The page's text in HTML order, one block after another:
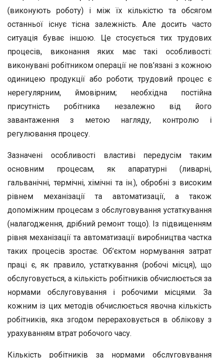
(виконують роботу) і між їх кількістю та обсягом
останньої існує тісна залежність. Але досить часто
ситуація буває іншою. Це стосується тих трудових
процесів, виконання яких має такі особливості:
виконувані робітником операції не пов’язані з кожною
одиницею продукції або роботи; трудовий процес є
нерегулярним, ймовірним; необхідна постійна
присутність робітника незалежно від його
завантаження з метою нагляду, контролю і
регулювання процесу.
Зазначені особливості властиві передусім таким
основним процесам, як апаратурні (ливарні,
гальванічні, термічні, хімічні та ін.), обробні з високим
рівнем механізації та автоматизації, а також
допоміжним процесам з обслуговування устаткування
(налагодження, дрібний ремонт тощо). Із підвищенням
рівня механізації та автоматизації виробництва частка
таких процесів зростає. Об’єктом нормування затрат
праці є, як правило, устаткування (робочі місця), що
обслуговується, а кількість робітників обчислюється за
нормами обслуговування і робочими місцями. За
кожним із цих методів обчислюється явочна кількість
робітників, яка згодом перераховується в облікову з
урахуванням втрат робочого часу.
Кількість робітників за нормами обслуговування